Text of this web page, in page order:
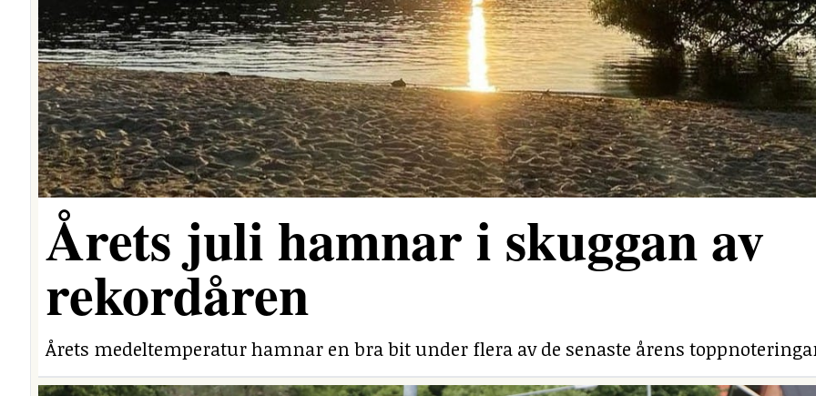
Årets juli hamnar i skuggan av
rekordåren
Årets medeltemperatur hamnar en bra bit under flera av de senaste årens